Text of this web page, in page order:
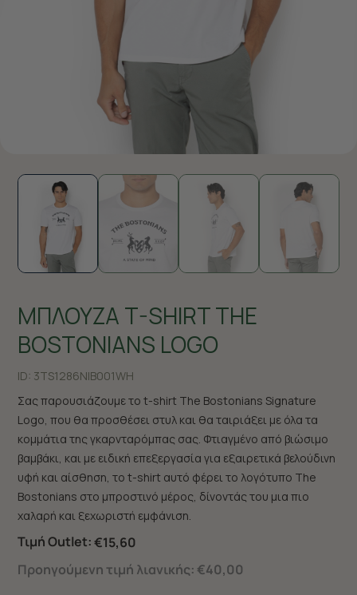
ΜΠΛΟΥΖΑ T-SHIRT THE
BOSTONIANS LOGO
ID: 3TS1286N|B001WH
Σας παρουσιάζουμε το t-shirt The Bostonians Signature
Logo, που θα προσθέσει στυλ και θα ταιριάξει με όλα τα
κομμάτια της γκαρνταρόμπας σας. Φτιαγμένο από βιώσιμο
βαμβάκι, και με ειδική επεξεργασία για εξαιρετικά βελούδινη
υφή και αίσθηση, το t-shirt αυτό φέρει το λογότυπο The
Bostonians στο μπροστινό μέρος, δίνοντάς του μια πιο
χαλαρή και ξεχωριστή εμφάνιση.
Τιμή Outlet:€15,60
Προηγούμενη τιμή λιανικής: €40,00